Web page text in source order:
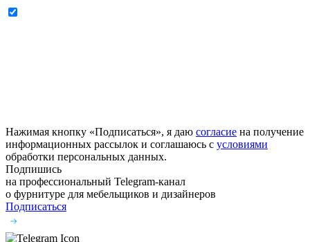
Нажимая кнопку «Подписаться», я даю согласие на получение
информационных рассылок и соглашаюсь с условиями
обработки персональных данных.
Подпишись
на профессиональный Telegram-канал
о фурнитуре для мебельщиков и дизайнеров
Подписаться